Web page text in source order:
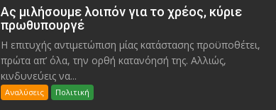
Ας μιλήσουμε λοιπόν για το χρέος, κύριε
πρωθυπουργέ
Η επιτυχής αντιμετώπιση μίας κατάστασης προϋποθέτει,
πρώτα απ’ όλα, την ορθή κατανόησή της. Αλλιώς,
κινδυνεύεις να...
Αναλύσεις Πολιτική